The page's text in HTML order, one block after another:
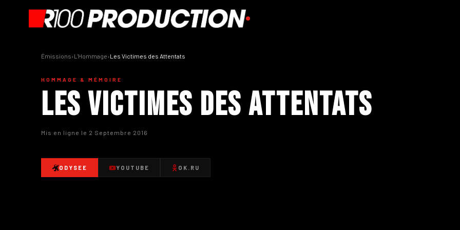
Émissions›L'Hommage›Les Victimes des Attentats
HOMMAGE & MÉMOIRE
Les Victimes des Attentats
Mis en ligne le 2 Septembre 2016
ODYSEE YOUTUBE OK.RU